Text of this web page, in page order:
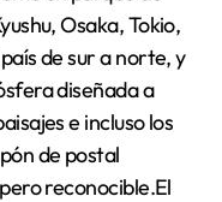
Osaka, Tokio,
de sur a norte, y
diseñada a
e incluso los
de postal
reconocible.El